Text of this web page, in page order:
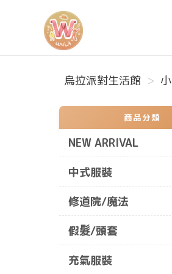
烏拉派對生活館
烏拉派對生活館
商品分類
NEW ARRIVAL
中式服裝
修道院/魔法
假髮/頭套
充氣服裝